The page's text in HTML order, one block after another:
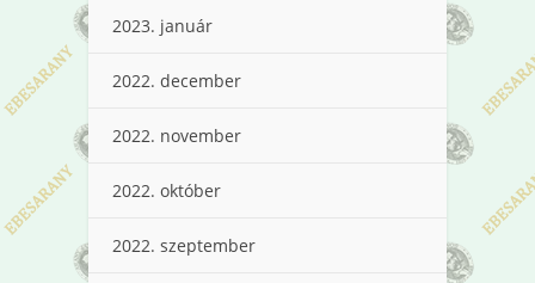
2023. január
2022. december
2022. november
2022. október
2022. szeptember